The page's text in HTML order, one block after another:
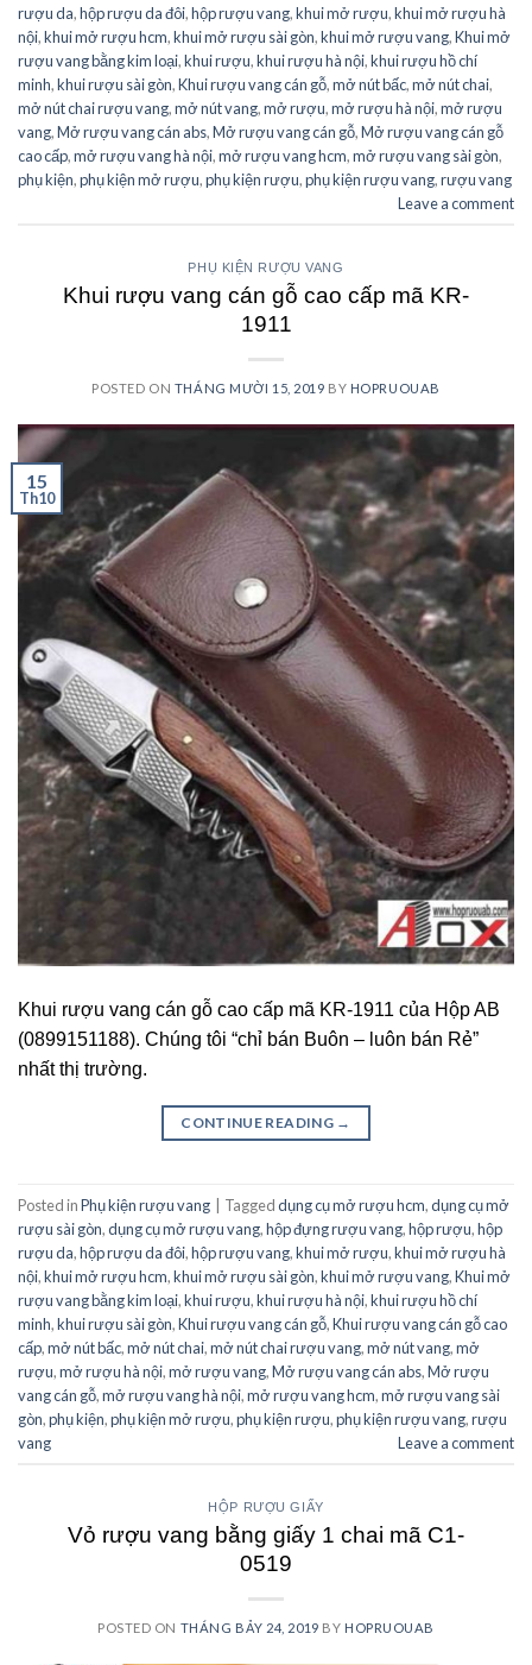
rượu da,hộp rượu da đôi,hộp rượu vang,khui mở rượu,khui mở rượu hà
nội,khui mở rượu hcm,khui mở rượu sài gòn,khui mở rượu vang,Khui mở
rượu vang bằng kim loại,khui rượu,khui rượu hà nội,khui rượu hồ chí
minh,khui rượu sài gòn,Khui rượu vang cán gỗ,mở nút bấc,mở nút chai,
mở nút chai rượu vang,mở nút vang,mở rượu,mở rượu hà nội,mở rượu
vang,Mở rượu vang cán abs,Mở rượu vang cán gỗ,Mở rượu vang cán gỗ
cao cấp,mở rượu vang hà nội,mở rượu vang hcm,mở rượu vang sài gòn,
phụ kiện,phụ kiện mở rượu,phụ kiện rượu,phụ kiện rượu vang,rượu vang
Leave a comment
PHỤ KIỆN RƯỢU VANG
Khui rượu vang cán gỗ cao cấp mã KR-
1911
POSTED ON THÁNG MƯỜI 15, 2019 BY HOPRUOUAB
15
Th10
Khui rượu vang cán gỗ cao cấp mã KR-1911 của Hộp AB
(0899151188). Chúng tôi “chỉ bán Buôn – luôn bán Rẻ”
nhất thị trường.
CONTINUE READING →
Posted inPhụ kiện rượu vang Taggeddụng cụ mở rượu hcm,dụng cụ mở
rượu sài gòn,dụng cụ mở rượu vang,hộp đựng rượu vang,hộp rượu,hộp
rượu da,hộp rượu da đôi,hộp rượu vang,khui mở rượu,khui mở rượu hà
nội,khui mở rượu hcm,khui mở rượu sài gòn,khui mở rượu vang,Khui mở
rượu vang bằng kim loại,khui rượu,khui rượu hà nội,khui rượu hồ chí
minh,khui rượu sài gòn,Khui rượu vang cán gỗ,Khui rượu vang cán gỗ cao
cấp,mở nút bấc,mở nút chai,mở nút chai rượu vang,mở nút vang,mở
rượu,mở rượu hà nội,mở rượu vang,Mở rượu vang cán abs,Mở rượu
vang cán gỗ,mở rượu vang hà nội,mở rượu vang hcm,mở rượu vang sài
gòn,phụ kiện,phụ kiện mở rượu,phụ kiện rượu,phụ kiện rượu vang,rượu
vang
Leave a comment
HỘP RƯỢU GIẤY
Vỏ rượu vang bằng giấy 1 chai mã C1-
0519
POSTED ON THÁNG BẢY 24, 2019 BY HOPRUOUAB